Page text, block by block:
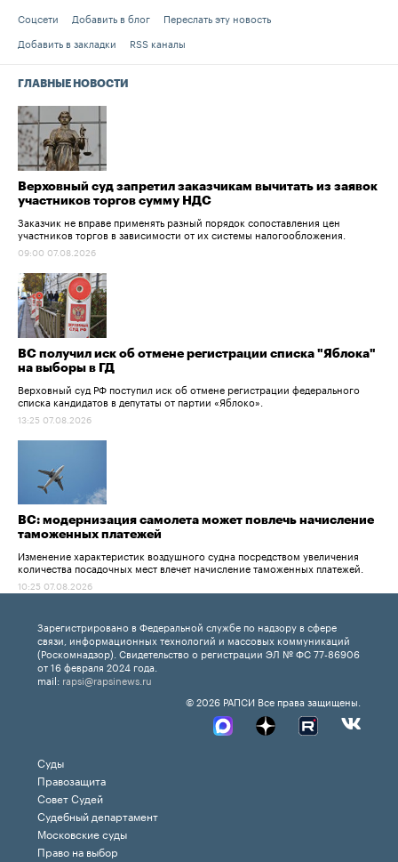
Соцсети Добавить в блог
Переслать эту новость
Добавить в закладки
RSS каналы
ГЛАВНЫЕ НОВОСТИ
Верховный суд запретил заказчикам вычитать из заявок
участников торгов сумму НДС
Заказчик не вправе применять разный порядок сопоставления цен
участников торгов в зависимости от их системы налогообложения.
09:00 07.08.2026
ВС получил иск об отмене регистрации списка "Яблока"
на выборы в ГД
Верховный суд РФ поступил иск об отмене регистрации федерального
списка кандидатов в депутаты от партии «Яблоко».
13:25 07.08.2026
ВС: модернизация самолета может повлечь начисление
таможенных платежей
Изменение характеристик воздушного судна посредством увеличения
количества посадочных мест влечет начисление таможенных платежей.
10:25 07.08.2026
Зарегистрировано в Федеральной службе по надзору в сфере
связи, информационных технологий и массовых коммуникаций
(Роскомнадзор). Свидетельство о регистрации ЭЛ № ФС 77-86906
от 16 февраля 2024 года.
mail: rapsi@rapsinews.ru
© 2026 РАПСИ Все права защищены.
Суды
Правозащита
Совет Судей
Судебный департамент
Московские суды
Право на выбор